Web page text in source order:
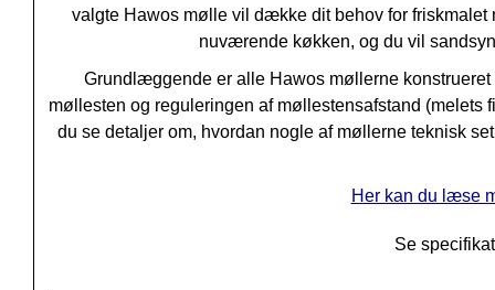
valgte Hawos mølle vil dække dit behov for friskmalet
nuværende køkken, og du vil
Grundlæggende er alle Hawos møllerne
møllesten og reguleringen af møllestensafstand (melets
du se detaljer om, hvordan nogle af møllerne teknisk
Her kan du læse
Se